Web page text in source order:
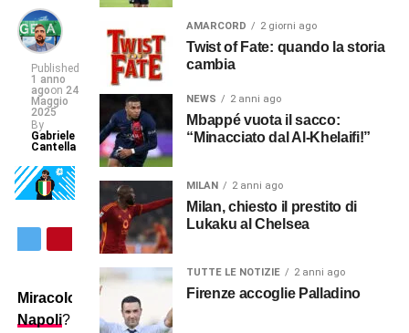
Published
1 anno
agoon 24
Maggio
2025
By
Gabriele
Cantella
Miracolo
Napoli?
AMARCORD 2 giorni ago
Twist of Fate: quando la storia
cambia
NEWS 2 anni ago
Mbappé vuota il sacco:
“Minacciato dal Al-Khelaifi!”
MILAN 2 anni ago
Milan, chiesto il prestito di
Lukaku al Chelsea
TUTTE LE NOTIZIE 2 anni ago
Firenze accoglie Palladino